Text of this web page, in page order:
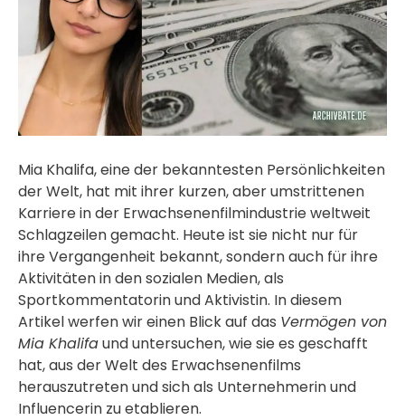
Mia Khalifa, eine der bekanntesten Persönlichkeiten
der Welt, hat mit ihrer kurzen, aber umstrittenen
Karriere in der Erwachsenenfilmindustrie weltweit
Schlagzeilen gemacht. Heute ist sie nicht nur für
ihre Vergangenheit bekannt, sondern auch für ihre
Aktivitäten in den sozialen Medien, als
Sportkommentatorin und Aktivistin. In diesem
Artikel werfen wir einen Blick auf das Vermögen von
Mia Khalifaund untersuchen, wie sie es geschafft
hat, aus der Welt des Erwachsenenfilms
herauszutreten und sich als Unternehmerin und
Influencerin zu etablieren.